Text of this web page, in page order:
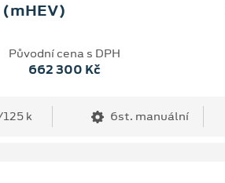
Původní cena s DPH
662 300 Kč
k 6st. manuální